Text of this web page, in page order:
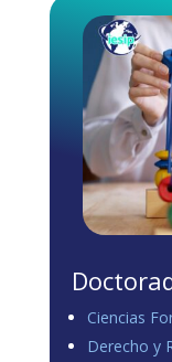
Ciencias
Derecho y